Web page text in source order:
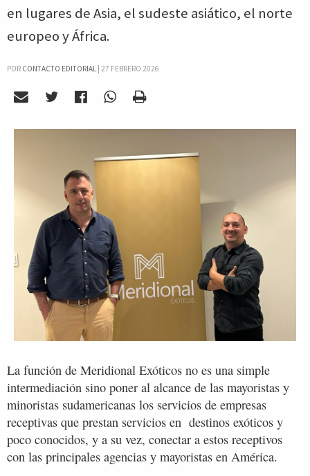
en lugares de Asia, el sudeste asiático, el norte
europeo y África.
POR CONTACTO EDITORIAL| 27 FEBRERO 2026
La función de Meridional Exóticos no es una simple
intermediación sino poner al alcance de las mayoristas y
minoristas sudamericanas los servicios de empresas
receptivas que prestan servicios en destinos exóticos y
poco conocidos, y a su vez, conectar a estos receptivos
con las principales agencias y mayoristas en América.